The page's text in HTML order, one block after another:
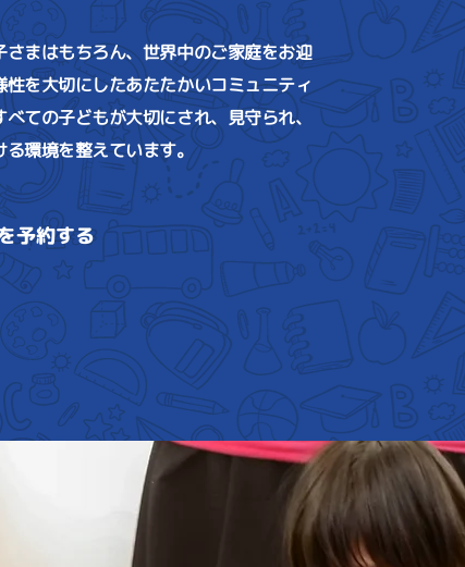
さまはもちろん、世界中のご家庭をお迎
性を大切にしたあたたかいコミュニティ
ての子どもが大切にされ、見守られ、
る環境を整えています。
予約する